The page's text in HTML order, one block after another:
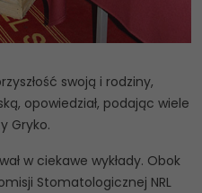
swoją i rodziny,
opowiedział, podając wiele
Gryko.
w ciekawe wykłady. Obok
Stomatologicznej NRL